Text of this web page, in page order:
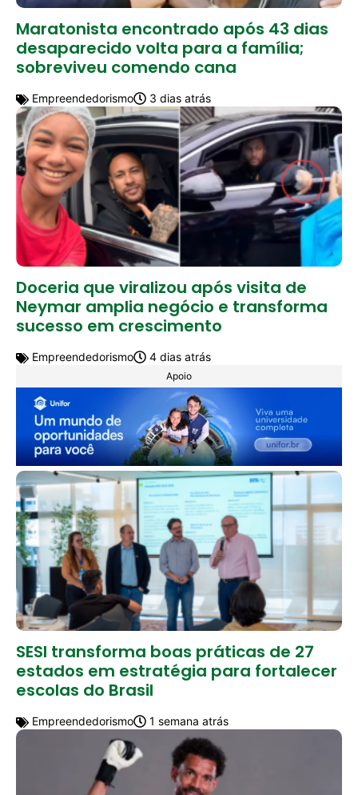
Maratonista encontrado após 43 dias
desaparecido volta para a família;
sobreviveu comendo cana
Empreendedorismo 3 dias atrás
Doceria que viralizou após visita de
Neymar amplia negócio e transforma
sucesso em crescimento
Empreendedorismo 4 dias atrás
Apoio
SESI transforma boas práticas de 27
estados em estratégia para fortalecer
escolas do Brasil
Empreendedorismo 1 semana atrás